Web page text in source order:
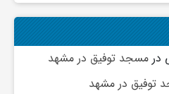
در مسجد توفیق در مشهد
توفیق در مشهد